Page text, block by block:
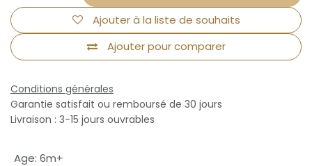
Ajouter pour comparer
Ajouter à la liste de souhaits
Conditions générales
Garantie satisfait ou remboursé de 30 jours
Livraison : 3-15 jours ouvrables
Age: 6m+